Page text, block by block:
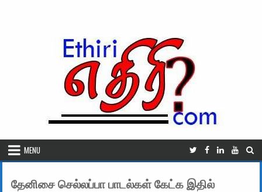
MENU
தேனிசை செல்லப்பா பாடல்கள் கேட்க இதில்